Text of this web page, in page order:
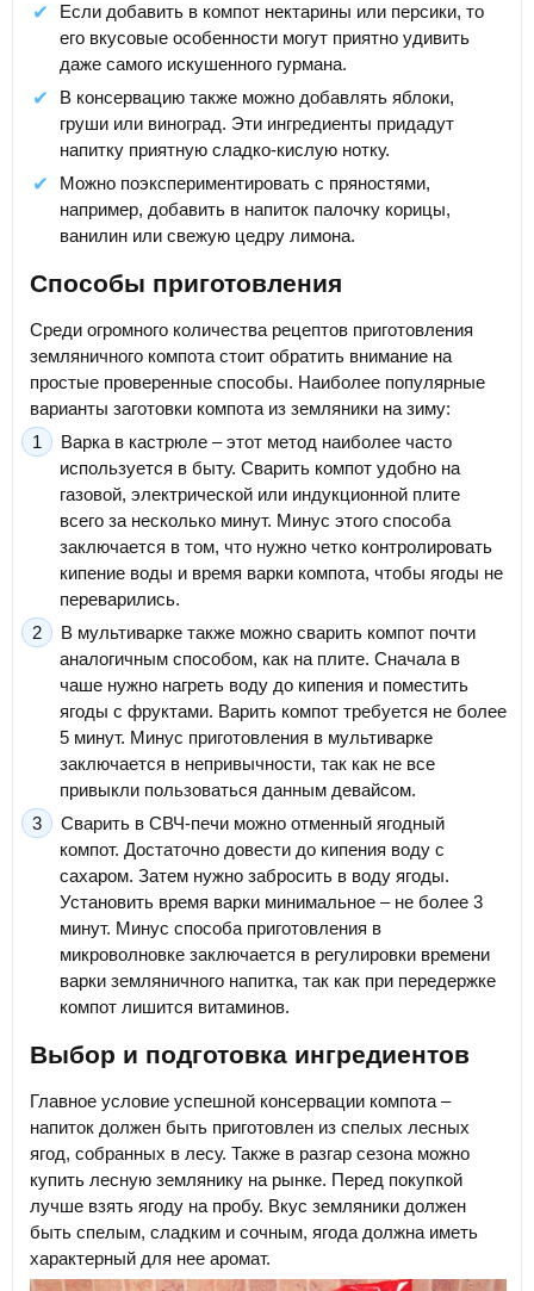
Если добавить в компот нектарины или персики, то
его вкусовые особенности могут приятно удивить
даже самого искушенного гурмана.
В консервацию также можно добавлять яблоки,
груши или виноград. Эти ингредиенты придадут
напитку приятную сладко-кислую нотку.
Можно поэкспериментировать с пряностями,
например, добавить в напиток палочку корицы,
ванилин или свежую цедру лимона.
Способы приготовления
Среди огромного количества рецептов приготовления
земляничного компота стоит обратить внимание на
простые проверенные способы. Наиболее популярные
варианты заготовки компота из земляники на зиму:
Варка в кастрюле – этот метод наиболее часто
используется в быту. Сварить компот удобно на
газовой, электрической или индукционной плите
всего за несколько минут. Минус этого способа
заключается в том, что нужно четко контролировать
кипение воды и время варки компота, чтобы ягоды не
переварились.
В мультиварке также можно сварить компот почти
аналогичным способом, как на плите. Сначала в
чаше нужно нагреть воду до кипения и поместить
ягоды с фруктами. Варить компот требуется не более
5 минут. Минус приготовления в мультиварке
заключается в непривычности, так как не все
привыкли пользоваться данным девайсом.
Сварить в СВЧ-печи можно отменный ягодный
компот. Достаточно довести до кипения воду с
сахаром. Затем нужно забросить в воду ягоды.
Установить время варки минимальное – не более 3
минут. Минус способа приготовления в
микроволновке заключается в регулировки времени
варки земляничного напитка, так как при передержке
компот лишится витаминов.
Выбор и подготовка ингредиентов
Главное условие успешной консервации компота –
напиток должен быть приготовлен из спелых лесных
ягод, собранных в лесу. Также в разгар сезона можно
купить лесную землянику на рынке. Перед покупкой
лучше взять ягоду на пробу. Вкус земляники должен
быть спелым, сладким и сочным, ягода должна иметь
характерный для нее аромат.